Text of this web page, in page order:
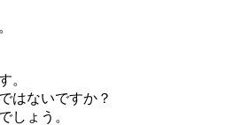
。
はないですか？
しょう。